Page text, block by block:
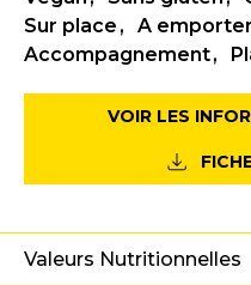
Sur place
A emporter
Accompagnement
VOIR LES
Valeurs Nutritionnelles